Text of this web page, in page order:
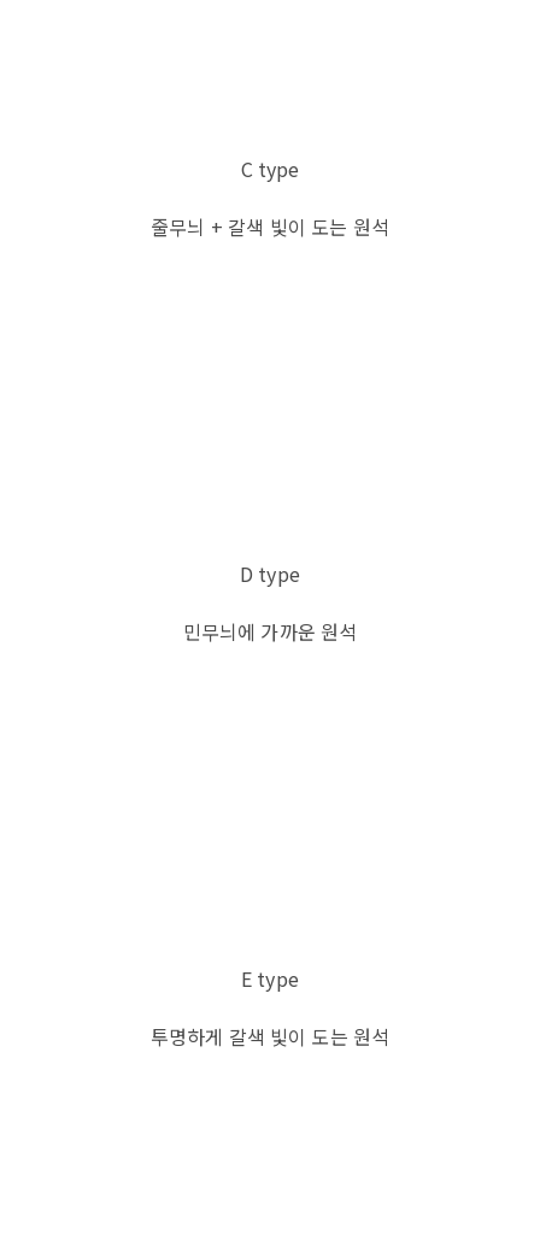
C type
줄무늬 + 갈색 빛이 도는 원석
D type
민무늬에 가까운 원석
E type
투명하게 갈색 빛이 도는 원석